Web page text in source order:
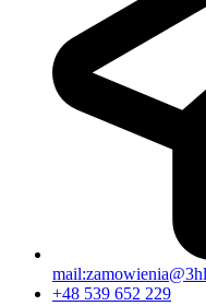
+48 539 652 229